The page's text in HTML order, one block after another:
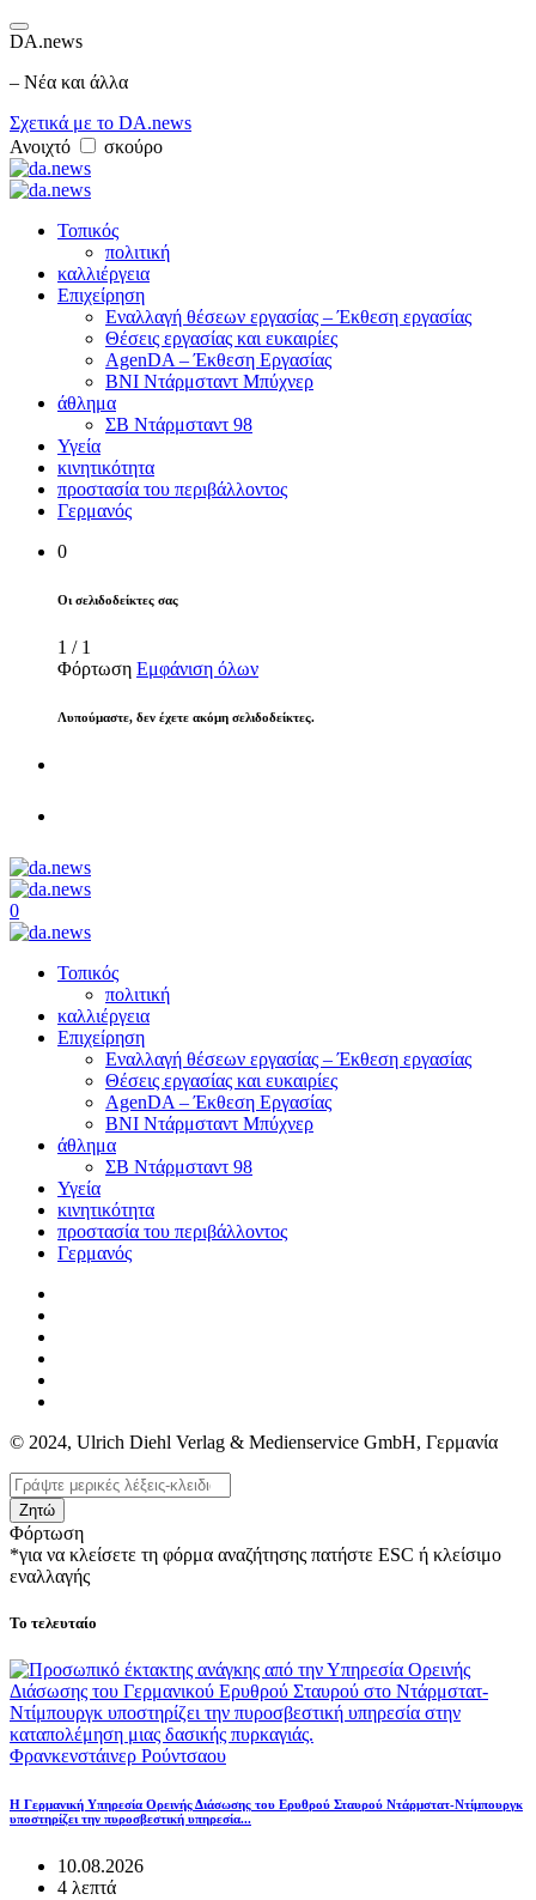
DA.news
– Νέα και άλλα
Σχετικά με το DA.news
Ανοιχτό
σκούρο
Τοπικός
πολιτική
καλλιέργεια
Επιχείρηση
Εναλλαγή θέσεων εργασίας – Έκθεση εργασίας
Θέσεις εργασίας και ευκαιρίες
AgenDA – Έκθεση Εργασίας
BNI Ντάρμσταντ Μπύχνερ
άθλημα
ΣΒ Ντάρμσταντ 98
Υγεία
κινητικότητα
προστασία του περιβάλλοντος
Γερμανός
0
Οι σελιδοδείκτες σας
1 / 1
Φόρτωση Εμφάνιση όλων
Λυπούμαστε, δεν έχετε ακόμη σελιδοδείκτες.
0
Τοπικός
πολιτική
καλλιέργεια
Επιχείρηση
Εναλλαγή θέσεων εργασίας – Έκθεση εργασίας
Θέσεις εργασίας και ευκαιρίες
AgenDA – Έκθεση Εργασίας
BNI Ντάρμσταντ Μπύχνερ
άθλημα
ΣΒ Ντάρμσταντ 98
Υγεία
κινητικότητα
προστασία του περιβάλλοντος
Γερμανός
© 2024, Ulrich Diehl Verlag & Medienservice GmbH, Γερμανία
Ζητώ
Φόρτωση
*για να κλείσετε τη φόρμα αναζήτησης πατήστε ESC ή κλείσιμο
εναλλαγής
Το τελευταίο
Φρανκενστάινερ Ρούντσαου
Η Γερμανική Υπηρεσία Ορεινής Διάσωσης του Ερυθρού Σταυρού Ντάρμστατ-Ντίμπουργκ
υποστηρίζει την πυροσβεστική υπηρεσία...
10.08.2026
4 λεπτά